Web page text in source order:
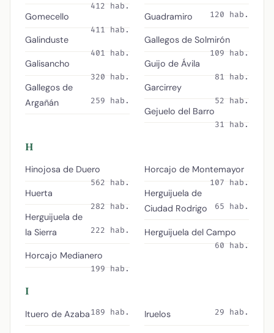
412 hab.
Gomecello
411 hab.
Galinduste
401 hab.
Galisancho
320 hab.
Gallegos de
Argañán
259 hab.
Guadramiro 120 hab.
Gallegos de Solmirón
109 hab.
Guijo de Ávila
81 hab.
Garcirrey
52 hab.
Gejuelo del Barro
31 hab.
H
Hinojosa de Duero
562 hab.
Huerta
282 hab.
Herguijuela de
la Sierra
222 hab.
Horcajo Medianero
199 hab.
Horcajo de Montemayor
107 hab.
Herguijuela de
Ciudad Rodrigo
65 hab.
Herguijuela del Campo
60 hab.
I
Ituero de Azaba189 hab. Iruelos 29 hab.